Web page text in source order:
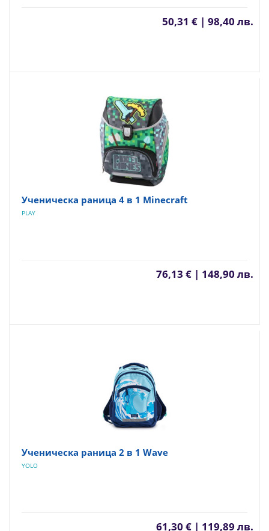
50,31 € | 98,40 лв.
Ученическа раница 4 в 1 Minecraft
PLAY
76,13 € | 148,90 лв.
Ученическа раница 2 в 1 Wave
YOLO
61,30 € | 119,89 лв.